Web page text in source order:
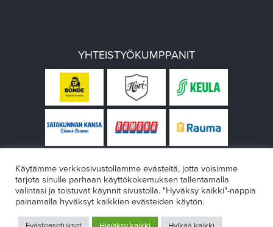
YHTEISTYÖKUMPPANIT
Käytämme verkkosivustollamme evästeitä, jotta voisimme
tarjota sinulle parhaan käyttökokemuksen tallentamalla
valintasi ja toistuvat käynnit sivustolla. "Hyväksy kaikki"-nappia
painamalla hyväksyt kaikkien evästeiden käytön.